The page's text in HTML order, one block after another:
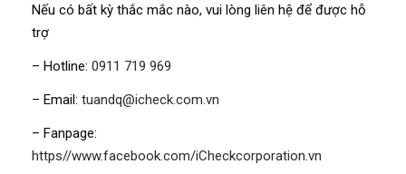
Nếu có bất kỳ thắc mắc nào, vui lòng liên hệ để được hỗ
trợ
– Hotline: 0911 719 969
– Email: tuandq@icheck.com.vn
– Fanpage:
https//www.facebook.com/iCheckcorporation.vn